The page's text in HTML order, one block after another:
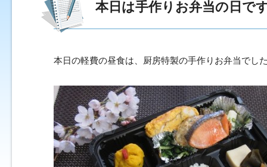
本日は手作りお弁当の日で
本日の軽費の昼食は、厨房特製の手作りお弁当でし